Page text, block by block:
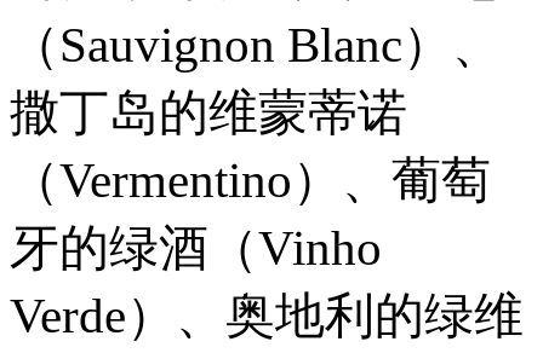
（Sauvignon Blanc）、
撒丁岛的维蒙蒂诺
（Vermentino）、葡萄
牙的绿酒（Vinho
Verde）、奥地利的绿维